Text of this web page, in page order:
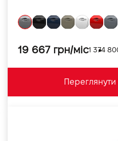
19 667 грн/міс1 374